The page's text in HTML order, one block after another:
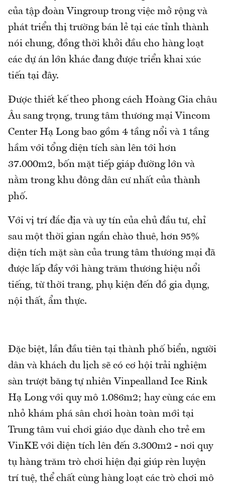
của tập đoàn Vingroup trong việc mở rộng và
phát triển thị trường bán lẻ tại các tỉnh thành
nói chung, đồng thời khởi đầu cho hàng loạt
các dự án lớn khác đang được triển khai xúc
tiến tại đây.
Được thiết kế theo phong cách Hoàng Gia châu
Âu sang trọng, trung tâm thương mại Vincom
Center Hạ Long bao gồm 4 tầng nổi và 1 tầng
hầm với tổng diện tích sàn lên tới hơn
37.000m2, bốn mặt tiếp giáp đường lớn và
nằm trong khu đông dân cư nhất của thành
phố.
Với vị trí đắc địa và uy tín của chủ đầu tư, chỉ
sau một thời gian ngắn chào thuê, hơn 95%
diện tích mặt sàn của trung tâm thương mại đã
được lấp đầy với hàng trăm thương hiệu nổi
tiếng, từ thời trang, phụ kiện đến đồ gia dụng,
nội thất, ẩm thực.
Đặc biệt, lần đầu tiên tại thành phố biển, người
dân và khách du lịch sẽ có cơ hội trải nghiệm
sàn trượt băng tự nhiên Vinpealland Ice Rink
Hạ Long với quy mô 1.086m2; hay cùng các em
nhỏ khám phá sân chơi hoàn toàn mới tại
Trung tâm vui chơi giáo dục dành cho trẻ em
VinKE với diện tích lên đến 3.300m2 - nơi quy
tụ hàng trăm trò chơi hiện đại giúp rèn luyện
trí tuệ, thể chất cùng hàng loạt các trò chơi mô